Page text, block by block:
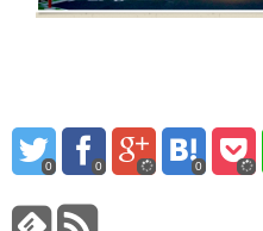
0 0 0